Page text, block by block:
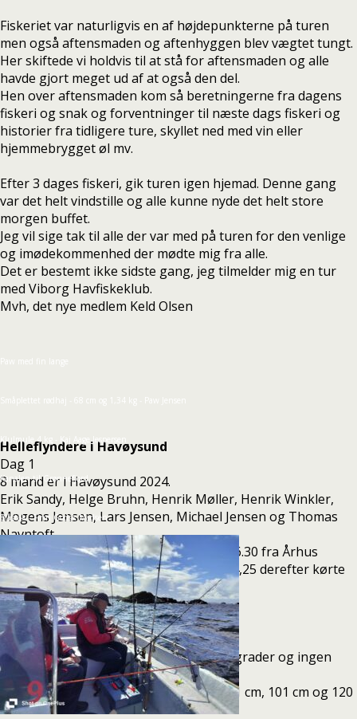
Fiskeriet var naturligvis en af højdepunkterne på turen
men også aftensmaden og aftenhyggen blev vægtet tungt.
Her skiftede vi holdvis til at stå for aftensmaden og alle
havde gjort meget ud af at også den del.
Hen over aftensmaden kom så beretningerne fra dagens
fiskeri og snak og forventninger til næste dags fiskeri og
historier fra tidligere ture, skyllet ned med vin eller
hjemmebrygget øl mv.
Efter 3 dages fiskeri, gik turen igen hjemad. Denne gang
var det helt vindstille og alle kunne nyde det helt store
morgen buffet.
Jeg vil sige tak til alle der var med på turen for den venlige
og imødekommenhed der mødte mig fra alle.
Det er bestemt ikke sidste gang, jeg tilmelder mig en tur
med Viborg Havfiskeklub.
Mvh, det nye medlem Keld Olsen
Paw med fin lange
Småplettet rødhaj - 68 cm og 1,34 kg - Paw Jensen
Klulmule 4 kg - Kaj Aage Jespersen
Kanalen til Grønnefjord
Blåstak - Finn Godsk Madsen
Helleflyndere i Havøysund
Dag 1
8 mand er i Havøysund 2024.
Erik Sandy, Helge Bruhn, Henrik Møller, Henrik Winkler,
Mogens Jensen, Lars Jensen, Michael Jensen og Thomas
Navntoft
Vi tog af sted tirsdag den 6. august kl. 06.30 fra Århus
lufthavn og landede i Alta lufthavn kl. 14,25 derefter kørte
vi i ca. 4 timer medregnet tissepauser.
Klokken ca. 19,00 var vi i Havøysund.
Dag 2
Første fiskedag og vejret er godt ca. 20 grader og ingen
vind.
Der blev fanget 3 stk helleflyndere på 91 cm, 101 cm og 120
cm.